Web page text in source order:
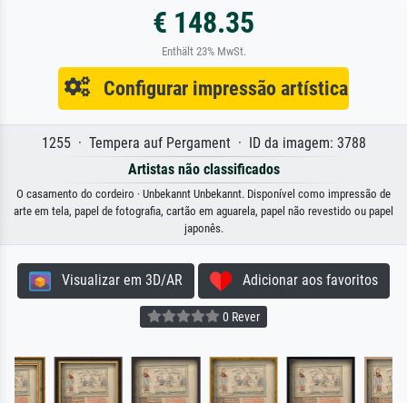
€ 148.35
Enthält 23% MwSt.
Configurar impressão artística
1255 · Tempera auf Pergament · ID da imagem: 3788
Artistas não classificados
O casamento do cordeiro · Unbekannt Unbekannt. Disponível como impressão de
arte em tela, papel de fotografia, cartão em aguarela, papel não revestido ou papel
japonês.
Visualizar em 3D/AR Adicionar aos favoritos
0 Rever